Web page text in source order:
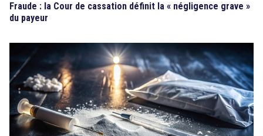
Fraude : la Cour de cassation définit la « négligence grave »
du payeur